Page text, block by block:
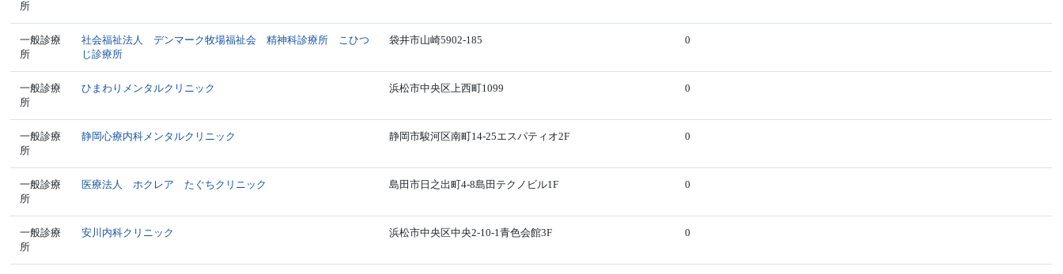
所
一般診療
所
社会福祉法人 デンマーク牧場福祉会 精神科診療所 こひつ
じ診療所
袋井市山崎5902-185 0
一般診療
所
ひまわりメンタルクリニック 浜松市中央区上西町1099 0
一般診療
所
静岡心療内科メンタルクリニック 静岡市駿河区南町14-25エスパティオ2F 0
一般診療
所
医療法人 ホクレア たぐちクリニック 島田市日之出町4-8島田テクノビル1F 0
一般診療
所
安川内科クリニック 浜松市中央区中央2-10-1青色会館3F 0